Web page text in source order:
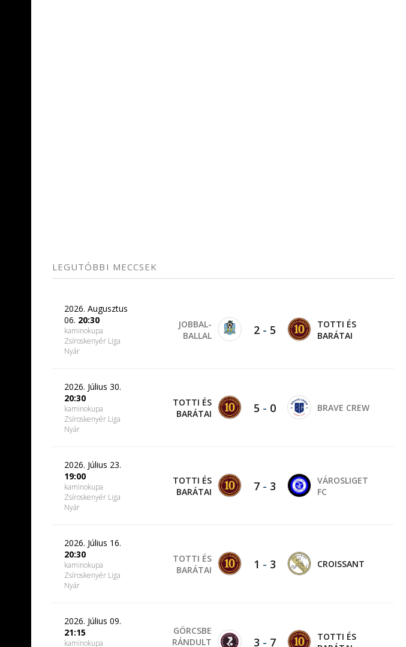
LEGUTÓBBI MECCSEK
2026. Augusztus
06. 20:30
kaminokupa
Zsíroskenyér Liga
Nyár
JOBBAL-
BALLAL
2- 5
TOTTI ÉS
BARÁTAI
2026. Július 30.
20:30
kaminokupa
Zsíroskenyér Liga
Nyár
TOTTI ÉS
BARÁTAI
5 - 0 BRAVE CREW
2026. Július 23.
19:00
kaminokupa
Zsíroskenyér Liga
Nyár
TOTTI ÉS
BARÁTAI
7- 3
VÁROSLIGET
FC
2026. Július 16.
20:30
kaminokupa
Zsíroskenyér Liga
Nyár
TOTTI ÉS
BARÁTAI
1 - 3 CROISSANT
2026. Július 09.
21:15
kaminokupa
GÖRCSBE
RÁNDULT
3 - 7
TOTTI ÉS